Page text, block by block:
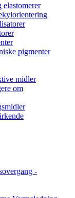
pigmenter
midler
om
-